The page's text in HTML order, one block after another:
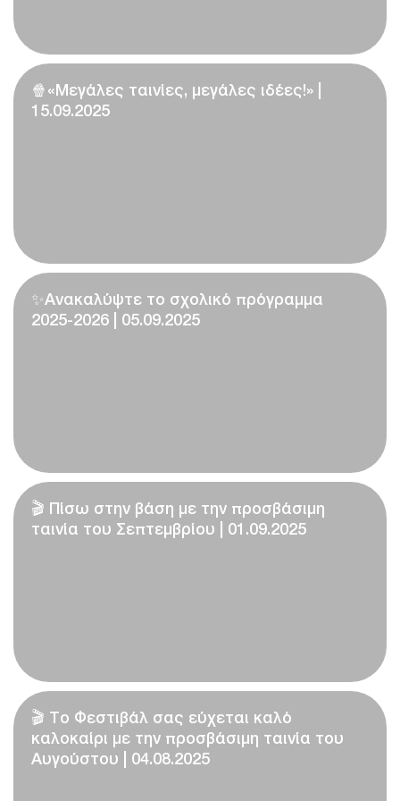
🍿«Μεγάλες ταινίες, μεγάλες ιδέες!» |
15.09.2025
✨Ανακαλύψτε το σχολικό πρόγραμμα
2025-2026 | 05.09.2025
🎬 Πίσω στην βάση με την προσβάσιμη
ταινία του Σεπτεμβρίου | 01.09.2025
🎬 Το Φεστιβάλ σας εύχεται καλό
καλοκαίρι με την προσβάσιμη ταινία του
Αυγούστου | 04.08.2025